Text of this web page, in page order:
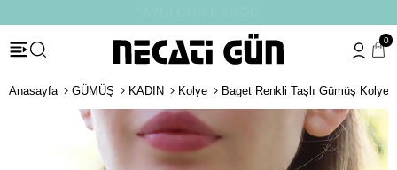
0
Anasayfa GÜMÜŞ KADIN Kolye Baget Renkli Taşlı Gümüş Kolye